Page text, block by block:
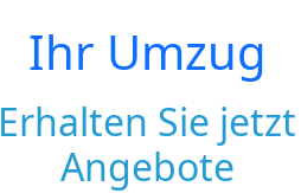
Ihr Umzug
Erhalten Sie jetzt
Angebote